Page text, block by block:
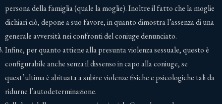
persona della famiglia (quale la moglie). Inoltre il fatto che la moglie
dichiari ciò, depone a suo favore, in quanto dimostra l’assenza di una
generale avversità nei confronti del coniuge denunciato.
Infine, per quanto attiene alla presunta violenza sessuale, questo è
configurabile anche senza il dissenso in capo alla coniuge, se
quest’ultima è abituata a subire violenze fisiche e psicologiche tali da
ridurne l’autodeterminazione.